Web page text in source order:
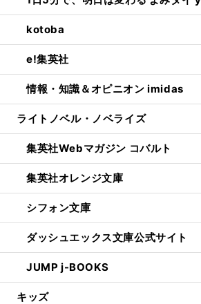
kotoba
e!集英社
情報・知識＆オピニオン imidas
ライトノベル・ノベライズ
集英社Webマガジン コバルト
集英社オレンジ文庫
シフォン文庫
ダッシュエックス文庫公式サイト
JUMP j-BOOKS
キッズ